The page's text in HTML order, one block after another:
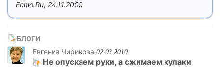
Ecmo.Ru, 24.11.2009
БЛОГИ
Евгения Чирикова 02.03.2010
Не опускаем руки, а сжимаем кулаки